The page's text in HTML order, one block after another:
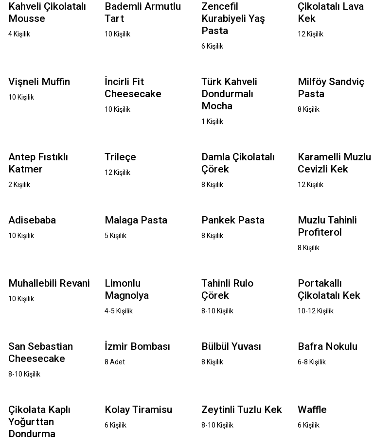
Kahveli Çikolatalı
Mousse
4 Kişilik
Bademli Armutlu
Tart
10 Kişilik
Zencefil
Kurabiyeli Yaş
Pasta
6 Kişilik
Çikolatalı Lava
Kek
12 Kişilik
Vişneli Muffin
10 Kişilik
İncirli Fit
Cheesecake
10 Kişilik
Türk Kahveli
Dondurmalı
Mocha
1 Kişilik
Milföy Sandviç
Pasta
8 Kişilik
Antep Fıstıklı
Katmer
2 Kişilik
Trileçe
12 Kişilik
Damla Çikolatalı
Çörek
8 Kişilik
Karamelli Muzlu
Cevizli Kek
12 Kişilik
Adisebaba
10 Kişilik
Malaga Pasta
5 Kişilik
Pankek Pasta
8 Kişilik
Muzlu Tahinli
Profiterol
8 Kişilik
Muhallebili Revani
10 Kişilik
Limonlu
Magnolya
4-5 Kişilik
Tahinli Rulo
Çörek
8-10 Kişilik
Portakallı
Çikolatalı Kek
10-12 Kişilik
San Sebastian
Cheesecake
8-10 Kişilik
İzmir Bombası
8 Adet
Bülbül Yuvası
8 Kişilik
Bafra Nokulu
6-8 Kişilik
Çikolata Kaplı
Yoğurttan
Dondurma
Kolay Tiramisu
6 Kişilik
Zeytinli Tuzlu Kek
8-10 Kişilik
Waffle
6 Kişilik